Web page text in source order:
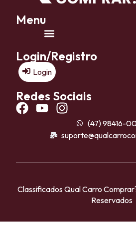
Menu
Login/Registro
Login
Redes Sociais
(47) 98416-
Classificados Qual Carro
Reservados